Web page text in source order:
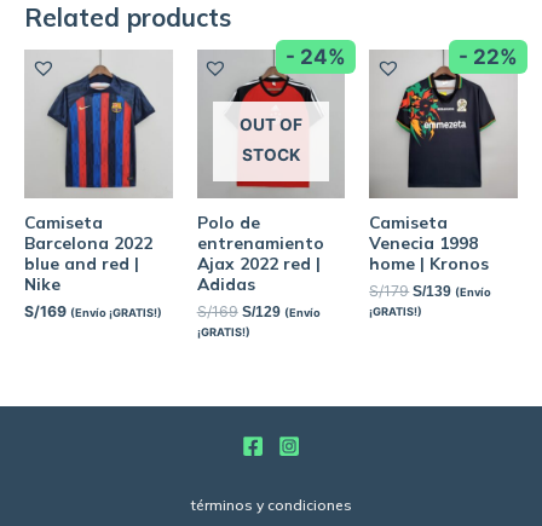
Related products
Camiseta
Barcelona 2022
blue and red |
Nike
S/169 (Envío ¡GRATIS!)
- 24%
OUT OF
STOCK
Polo de
entrenamiento
Ajax 2022 red |
Adidas
S/169 S/129 (Envío
¡GRATIS!)
- 22%
Camiseta
Venecia 1998
home | Kronos
S/179 S/139 (Envío
¡GRATIS!)
términos y condiciones